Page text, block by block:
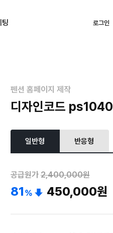
팅 로그인
펜션 홈페이지 제작
디자인코드 ps1040
일반형 반응형
공급원가 2,400,000원
81 % 450,000원